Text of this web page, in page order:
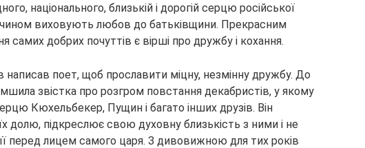
національного, близькій і дорогій серцю російської
виховують любов до батьківщини. Прекрасним
добрих почуттів є вірші про дружбу і кохання.
написав поет, щоб прославити міцну, незмінну дружбу. До
звістка про розгром повстання декабристів, у якому
Кюхельбекер, Пущин і багато інших друзів. Він
долю, підкреслює свою духовну близькість з ними і не
перед лицем самого царя. З дивовижною для тих років